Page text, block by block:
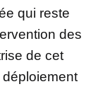
qui reste
des
de cet